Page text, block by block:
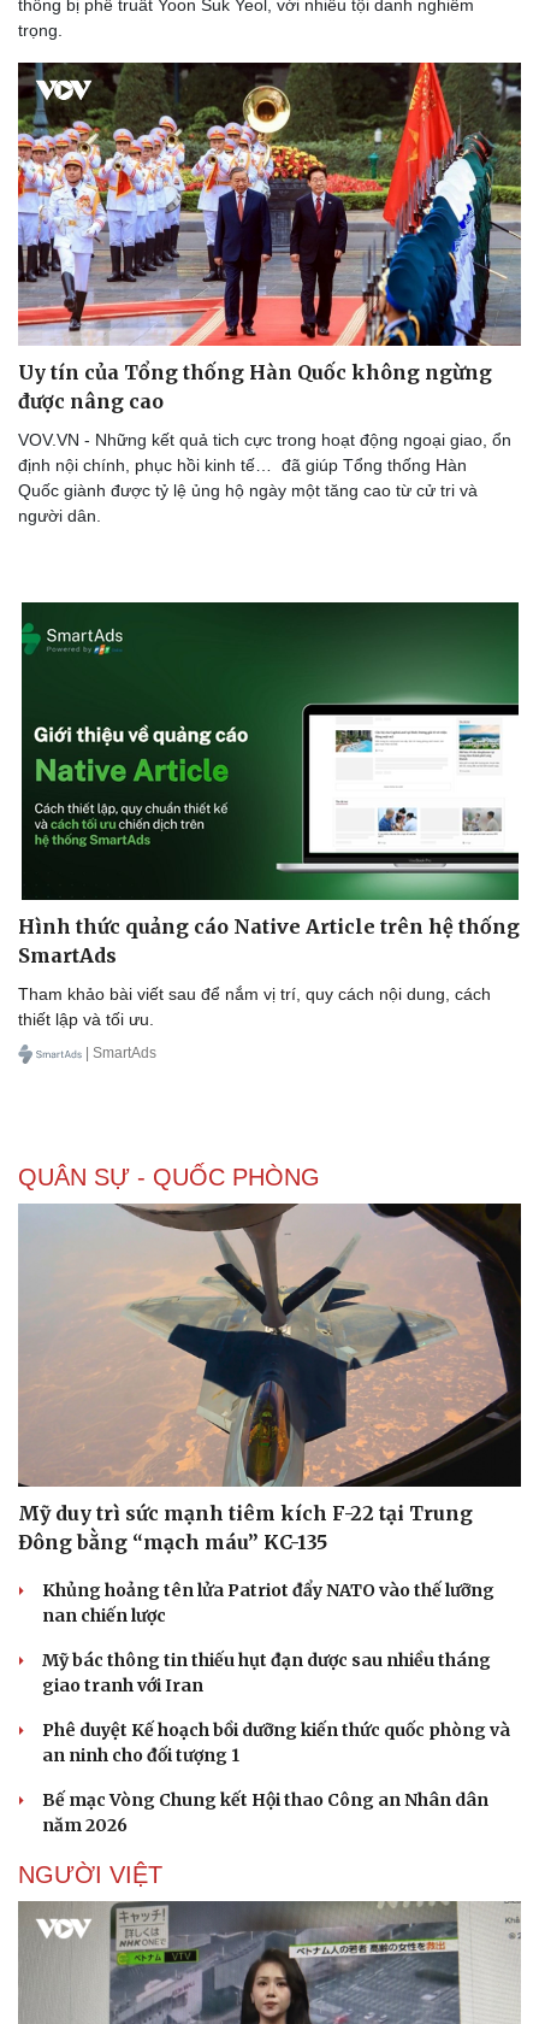
Doanh nghiệp
Thông tin doanh nghiệp
Doanh nghiệp 24h
Doanh nhân
Vì cộng đồng
Công nghệ
Sành điệu
Tin Công nghệ
Trải nghiệm
Chuyển đổi số
Sức khỏe
Dinh dưỡng - món ngon
Cây thuốc
Sản phụ khoa
Nam khoa
Làm đẹp - giảm cân
Phòng mạch online
Ăn sạch sống khỏe
Đời sống
thống bị phế truất Yoon Suk Yeol, với nhiều tội danh nghiêm
trọng.
Uy tín của Tổng thống Hàn Quốc không ngừng
được nâng cao
VOV.VN - Những kết quả tich cực trong hoạt động ngoại giao, ổn
định nội chính, phục hồi kinh tế… đã giúp Tổng thống Hàn
Quốc giành được tỷ lệ ủng hộ ngày một tăng cao từ cử tri và
người dân.
Hình thức quảng cáo Native Article trên hệ thống
SmartAds
Tham khảo bài viết sau để nắm vị trí, quy cách nội dung, cách
thiết lập và tối ưu.
| SmartAds
QUÂN SỰ - QUỐC PHÒNG
Mỹ duy trì sức mạnh tiêm kích F-22 tại Trung
Đông bằng “mạch máu” KC-135
Khủng hoảng tên lửa Patriot đẩy NATO vào thế lưỡng
nan chiến lược
Mỹ bác thông tin thiếu hụt đạn dược sau nhiều tháng
giao tranh với Iran
Phê duyệt Kế hoạch bồi dưỡng kiến thức quốc phòng và
an ninh cho đối tượng 1
Bế mạc Vòng Chung kết Hội thao Công an Nhân dân
năm 2026
NGƯỜI VIỆT